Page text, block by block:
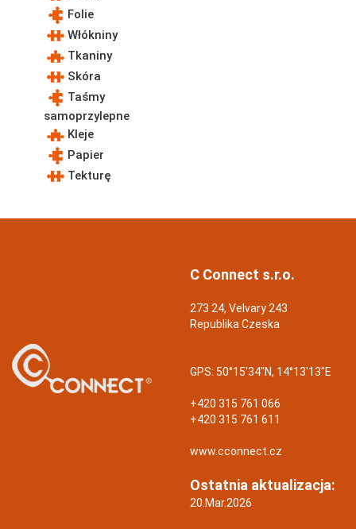
Folie
Włókniny
Tkaniny
Skóra
Taśmy
samoprzylepne
Kleje
Papier
Tekturę
C Connect s.r.o.
273 24, Velvary 243
Republika Czeska
GPS: 50°15'34"N, 14°13'13"E
+420 315 761 066
+420 315 761 611
www.cconnect.cz
Ostatnia aktualizacja:
20.Mar.2026